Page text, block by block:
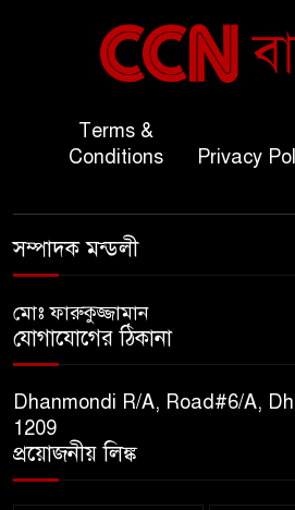
সহ-
অতিরিক্ত
বিপিআই-এর
৯
সুমাইয়া
১০
Terms &
Conditions
Privacy
সম্পাদক মন্ডলী
মোঃ ফারুকুজ্জামান
যোগাযোগের ঠিকানা
Dhanmondi R/A, Road#6/A,
1209
প্রয়োজনীয় লিঙ্ক